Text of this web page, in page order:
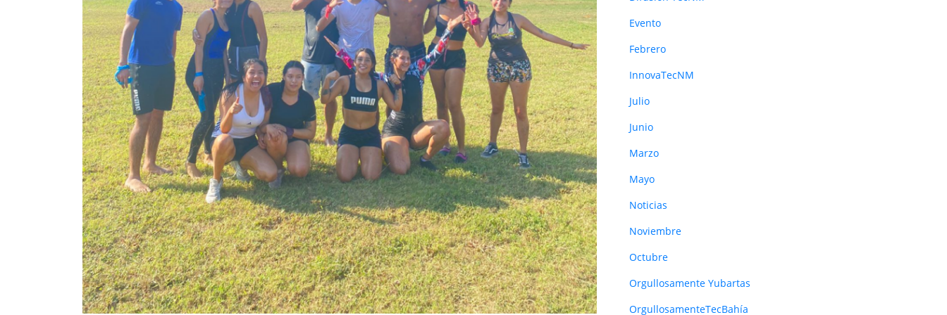
Evento
Febrero
InnovaTecNM
Julio
Junio
Marzo
Mayo
Noticias
Noviembre
Octubre
Orgullosamente Yubartas
OrgullosamenteTecBahía